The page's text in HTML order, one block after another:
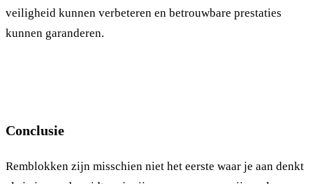
veiligheid kunnen verbeteren en betrouwbare prestaties
kunnen garanderen.
Conclusie
Remblokken zijn misschien niet het eerste waar je aan denkt